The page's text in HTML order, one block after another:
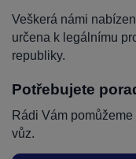
Veškerá námi
určena k legálnímu
republiky.
Potřebujete
Rádi Vám
vůz.